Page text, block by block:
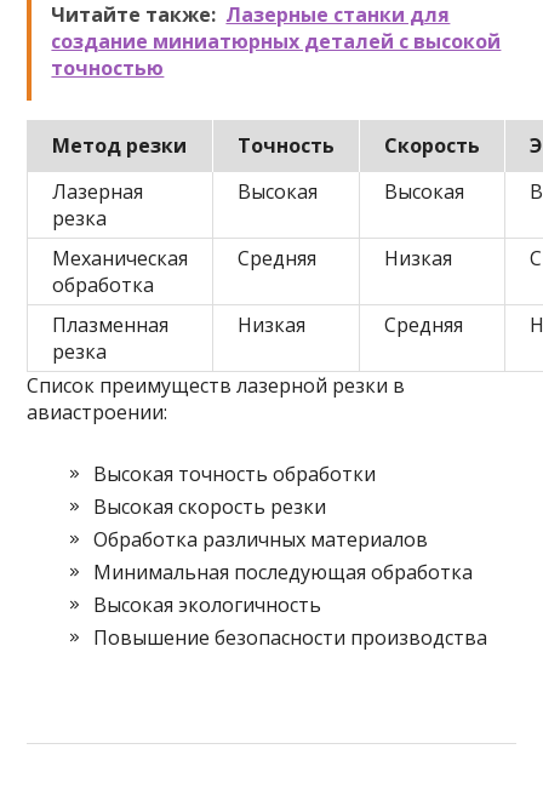
Читайте также: Лазерные станки для
создание миниатюрных деталей с высокой
точностью
Метод резки Точность Скорость
Лазерная
резка
Высокая Высокая
Механическая
обработка
Средняя Низкая
Плазменная
резка
Низкая Средняя
Список преимуществ лазерной резки в
авиастроении:
Высокая точность обработки
Высокая скорость резки
Обработка различных материалов
Минимальная последующая обработка
Высокая экологичность
Повышение безопасности производства